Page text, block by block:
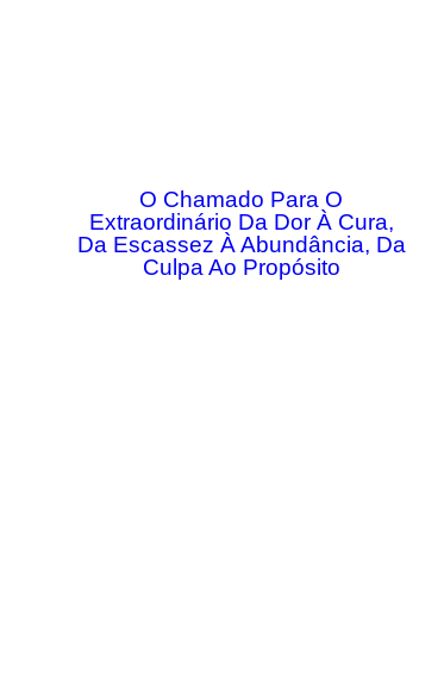
O Chamado Para O
Extraordinário Da Dor À Cura,
Da Escassez À Abundância, Da
Culpa Ao Propósito